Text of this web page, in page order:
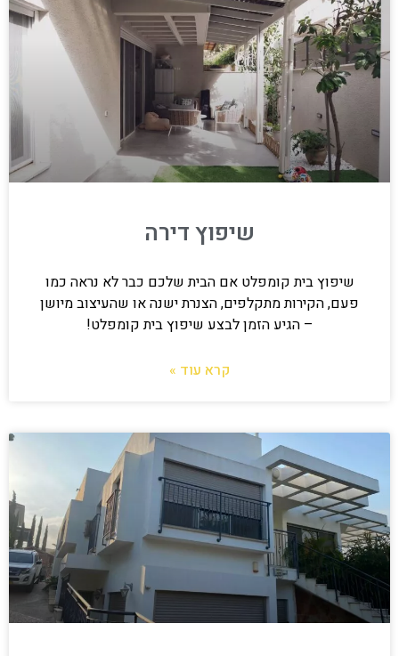
שיפוץ דירה
שיפוץ בית קומפלט אם הבית שלכם כבר לא נראה כמו
פעם, הקירות מתקלפים, הצנרת ישנה או שהעיצוב מיושן
– הגיע הזמן לבצע שיפוץ בית קומפלט!
קרא עוד »